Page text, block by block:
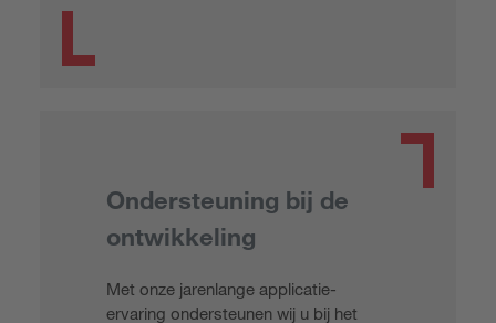
Ondersteuning bij de
ontwikkeling
Met onze jarenlange applicatie-
ervaring ondersteunen wij u bij het